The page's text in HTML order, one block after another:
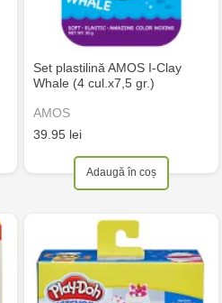
Set plastilină AMOS I-Clay
Whale (4 cul.x7,5 gr.)
AMOS
39.95 lei
Adaugă în coș